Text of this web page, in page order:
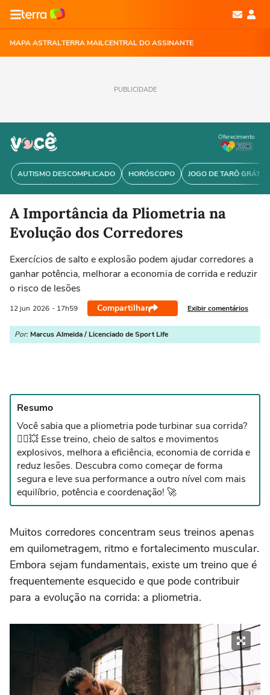
MAPA ASTRALTERRA MAILCENTRAL DO ASSINANTE
PUBLICIDADE
AUTISMO DESCOMPLICADO HORÓSCOPO JOGO DE TARÔ GRÁTIS
Oferecimento
A Importância da Pliometria na
Evolução dos Corredores
Exercícios de salto e explosão podem ajudar corredores a
ganhar potência, melhorar a economia de corrida e reduzir
o risco de lesões
12 jun 2026 - 17h59 Compartilhar Exibir comentários
Por: Marcus Almeida / Licenciado de Sport Life
Resumo
Você sabia que a pliometria pode turbinar sua corrida?
🏃‍♂️💥 Esse treino, cheio de saltos e movimentos
explosivos, melhora a eficiência, economia de corrida e
reduz lesões. Descubra como começar de forma
segura e leve sua performance a outro nível com mais
equilíbrio, potência e coordenação! 🚀
Muitos corredores concentram seus treinos apenas
em quilometragem, ritmo e fortalecimento muscular.
Embora sejam fundamentais, existe um treino que é
frequentemente esquecido e que pode contribuir
para a evolução na corrida: a pliometria.